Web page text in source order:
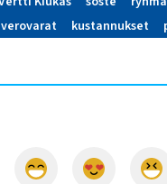
verovarat kustannukset